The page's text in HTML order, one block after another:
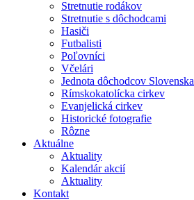
Stretnutie rodákov
Stretnutie s dôchodcami
Hasiči
Futbalisti
Poľovníci
Včelári
Jednota dôchodcov Slovenska
Rímskokatolícka cirkev
Evanjelická cirkev
Historické fotografie
Rôzne
Aktuálne
Aktuality
Kalendár akcií
Aktuality
Kontakt